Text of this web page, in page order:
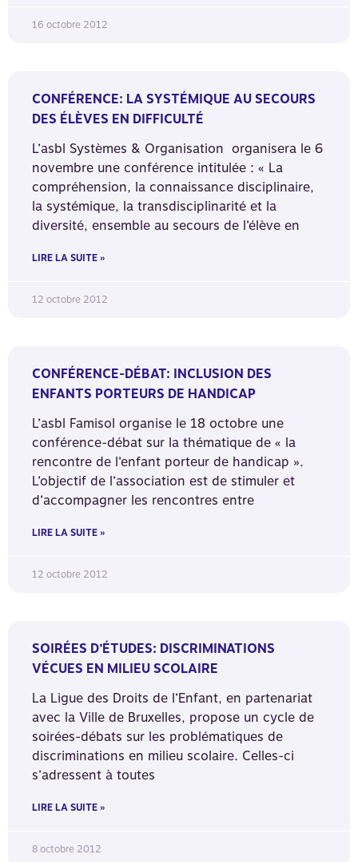
16 octobre 2012
CONFÉRENCE: LA SYSTÉMIQUE AU SECOURS
DES ÉLÈVES EN DIFFICULTÉ
L’asbl Systèmes & Organisation organisera le 6
novembre une conférence intitulée : « La
compréhension, la connaissance disciplinaire,
la systémique, la transdisciplinarité et la
diversité, ensemble au secours de l’élève en
LIRE LA SUITE »
12 octobre 2012
CONFÉRENCE-DÉBAT: INCLUSION DES
ENFANTS PORTEURS DE HANDICAP
L’asbl Famisol organise le 18 octobre une
conférence-débat sur la thématique de « la
rencontre de l’enfant porteur de handicap ».
L’objectif de l’association est de stimuler et
d’accompagner les rencontres entre
LIRE LA SUITE »
12 octobre 2012
SOIRÉES D’ÉTUDES: DISCRIMINATIONS
VÉCUES EN MILIEU SCOLAIRE
La Ligue des Droits de l’Enfant, en partenariat
avec la Ville de Bruxelles, propose un cycle de
soirées-débats sur les problématiques de
discriminations en milieu scolaire. Celles-ci
s’adressent à toutes
LIRE LA SUITE »
8 octobre 2012